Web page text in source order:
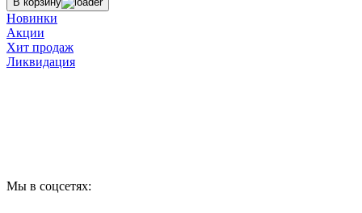
Новинки
Акции
Хит продаж
Ликвидация
Мы в соцсетях: